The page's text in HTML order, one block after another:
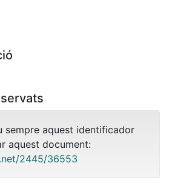
sempre aquest identificador
aquest document:
2445/36553